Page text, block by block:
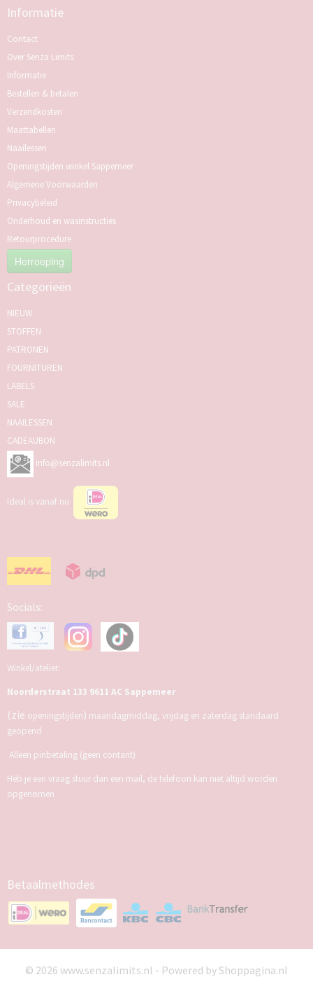
Informatie
Contact
Over Senza Limits
Informatie
Bestellen & betalen
Verzendkosten
Maattabellen
Naailessen
Openingstijden winkel Sappemeer
Algemene Voorwaarden
Privacybeleid
Onderhoud en wasinstructies
Retourprocedure
Herroeping
Categorieën
NIEUW
STOFFEN
PATRONEN
FOURNITUREN
LABELS
SALE
NAAILESSEN
CADEAUBON
info@senzalimits.nl
Ideal is vanaf nu
Socials:
Winkel/atelier:
Noorderstraat 133 9611 AC Sappemeer
(zie openingstijden) maandagmiddag, vrijdag en zaterdag standaard
geopend
Alleen pinbetaling (geen contant)
Heb je een vraag stuur dan een mail, de telefoon kan niet altijd worden
opgenomen
Betaalmethodes
© 2026 www.senzalimits.nl - Powered by Shoppagina.nl